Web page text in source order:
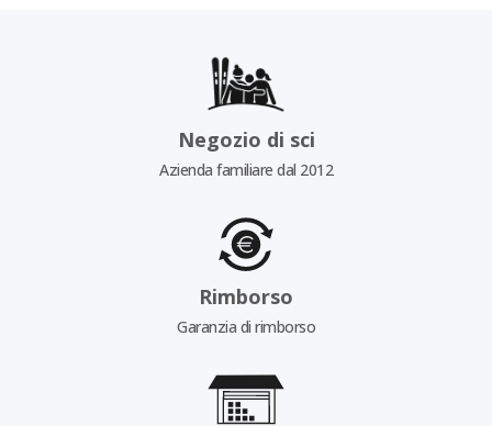
Negozio di sci
Azienda familiare dal 2012
Rimborso
Garanzia di rimborso